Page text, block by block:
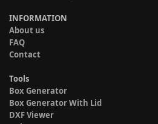
INFORMATION
About us
FAQ
Contact
Tools
Box Generator
Box Generator With Lid
DXF Viewer